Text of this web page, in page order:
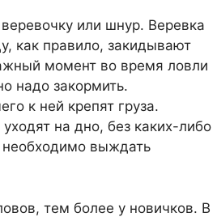
или шнур. Веревка
как правило, закидывают
момент во время ловли
надо закормить.
к ней крепят груза.
на дно, без каких-либо
необходимо выждать
тем более у новичков. В